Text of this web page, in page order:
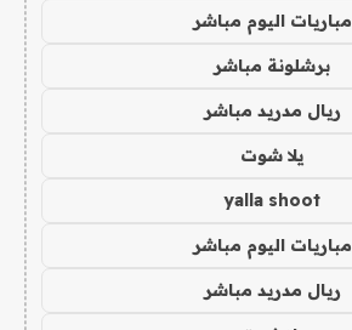
مباريات اليوم مباشر
برشلونة مباشر
ريال مدريد مباشر
يلا شوت
yalla shoot
مباريات اليوم مباشر
ريال مدريد مباشر